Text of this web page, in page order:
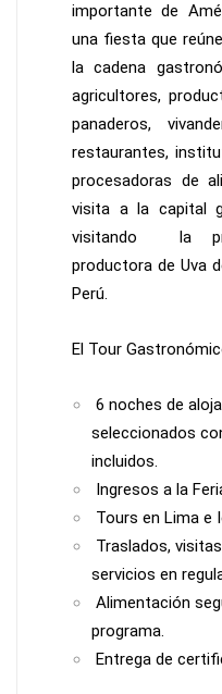
importante de
una fiesta que
la cadena
agricultores,
panaderos,
restaurantes,
procesadoras de
visita a la capital
visitando la
productora de Uva
Perú.
El Tour
6 noches de
seleccionados
incluidos.
Ingresos a la
Tours en Lima e
Traslados,
servicios en
Alimentación
programa.
Entrega de